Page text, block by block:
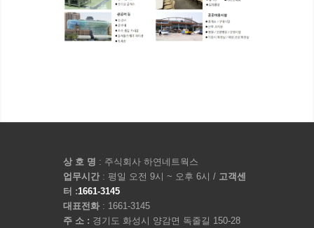
상 호 명 : 주식회사 하연네트웍스
업무시간 : 평일 오전 9시 ~ 오후 6시 / 고객센
터 :1661-3145
대표전화 : 1661-3145
주 소 : 경기도 화성시 양감면 독줄길 150-28